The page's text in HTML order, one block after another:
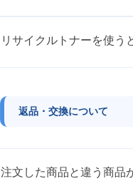
リサイクルトナーを使う
返品・交換について
注文した商品と違う商品